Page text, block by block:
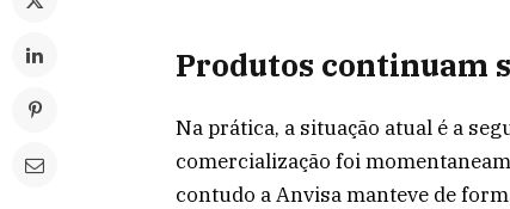
Produtos continuam
Na prática, a situação atual é a
comercialização foi
contudo a Anvisa manteve de